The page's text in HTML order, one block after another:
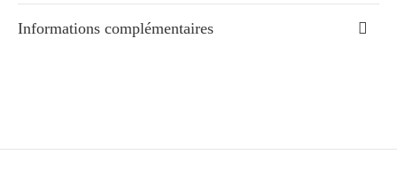
Informations complémentaires